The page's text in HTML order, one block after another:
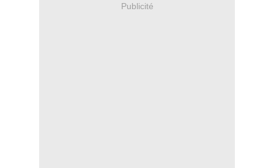
Publicité